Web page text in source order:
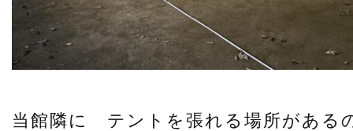
当館隣に テントを張れる場所がある